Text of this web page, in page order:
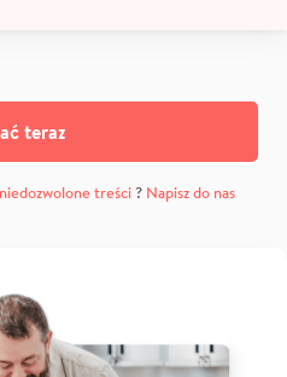
teraz
niedozwolone treści? Napisz do nas